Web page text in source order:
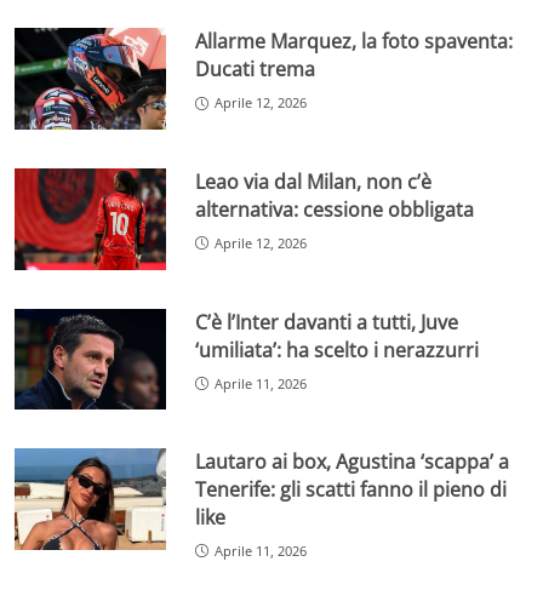
Allarme Marquez, la foto spaventa:
Ducati trema
Aprile 12, 2026
Leao via dal Milan, non c’è
alternativa: cessione obbligata
Aprile 12, 2026
C’è l’Inter davanti a tutti, Juve
‘umiliata’: ha scelto i nerazzurri
Aprile 11, 2026
Lautaro ai box, Agustina ‘scappa’ a
Tenerife: gli scatti fanno il pieno di
like
Aprile 11, 2026